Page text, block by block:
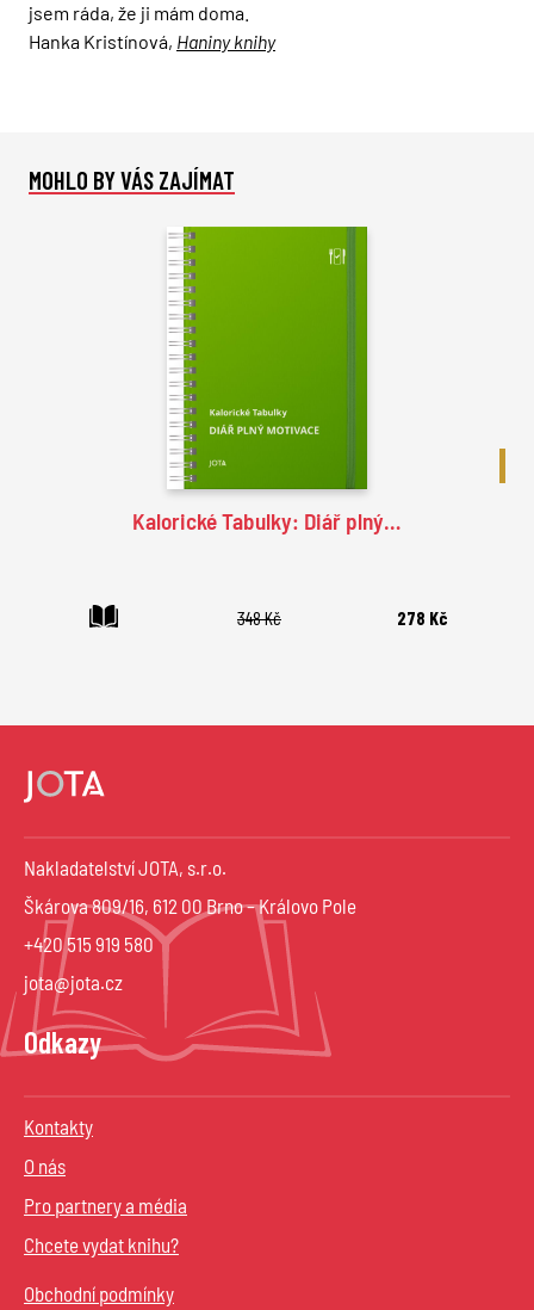
jsem ráda, že ji mám doma.
Hanka Kristínová, Haniny knihy
MOHLO BY VÁS ZAJÍMAT
Kalorické Tabulky: Diář plný…
348 Kč 278 Kč
Nakladatelství JOTA, s.r.o.
Škárova 809/16, 612 00 Brno – Královo Pole
+420 515 919 580
jota@jota.cz
Odkazy
Kontakty
O nás
Pro partnery a média
Chcete vydat knihu?
Obchodní podmínky